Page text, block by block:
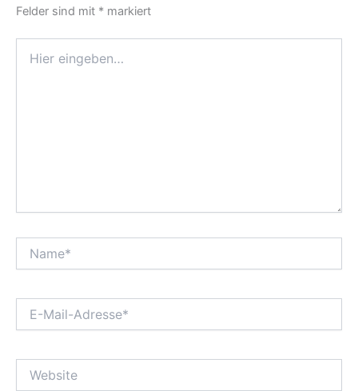
Felder sind mit * markiert
eingeben…
Mail-